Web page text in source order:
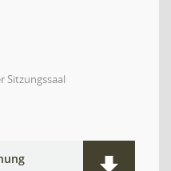
Sitzungssaal